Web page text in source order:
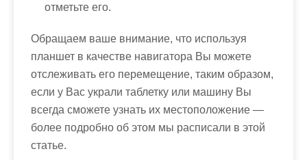
отметьте его.
Обращаем ваше внимание, что используя
планшет в качестве навигатора Вы можете
отслеживать его перемещение, таким образом,
если у Вас украли таблетку или машину Вы
всегда сможете узнать их местоположение —
более подробно об этом мы расписали в этой
статье.